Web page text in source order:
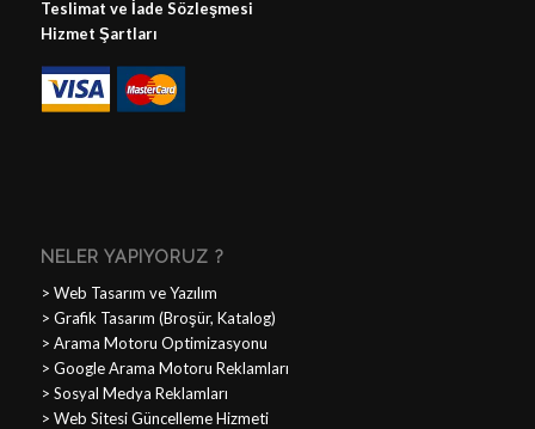
Teslimat ve İade Sözleşmesi
Hizmet Şartları
NELER YAPIYORUZ ?
> Web Tasarım ve Yazılım
> Grafik Tasarım (Broşür, Katalog)
> Arama Motoru Optimizasyonu
> Google Arama Motoru Reklamları
> Sosyal Medya Reklamları
> Web Sitesi Güncelleme Hizmeti